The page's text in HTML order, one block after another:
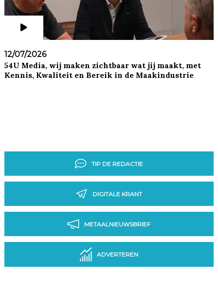
12/07/2026
54U Media, wij maken zichtbaar wat jij maakt, met
Kennis, Kwaliteit en Bereik in de Maakindustrie
TIP DE REDACTIE
DIGITALE KRANT
METAALNIEUWSBRIEF
ADVERTEREN